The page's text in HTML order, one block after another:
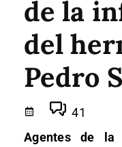
de la
del
Pedro
41
Agentes de la